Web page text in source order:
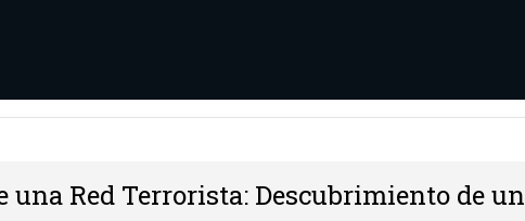
una Red Terrorista: Descubrimiento de un